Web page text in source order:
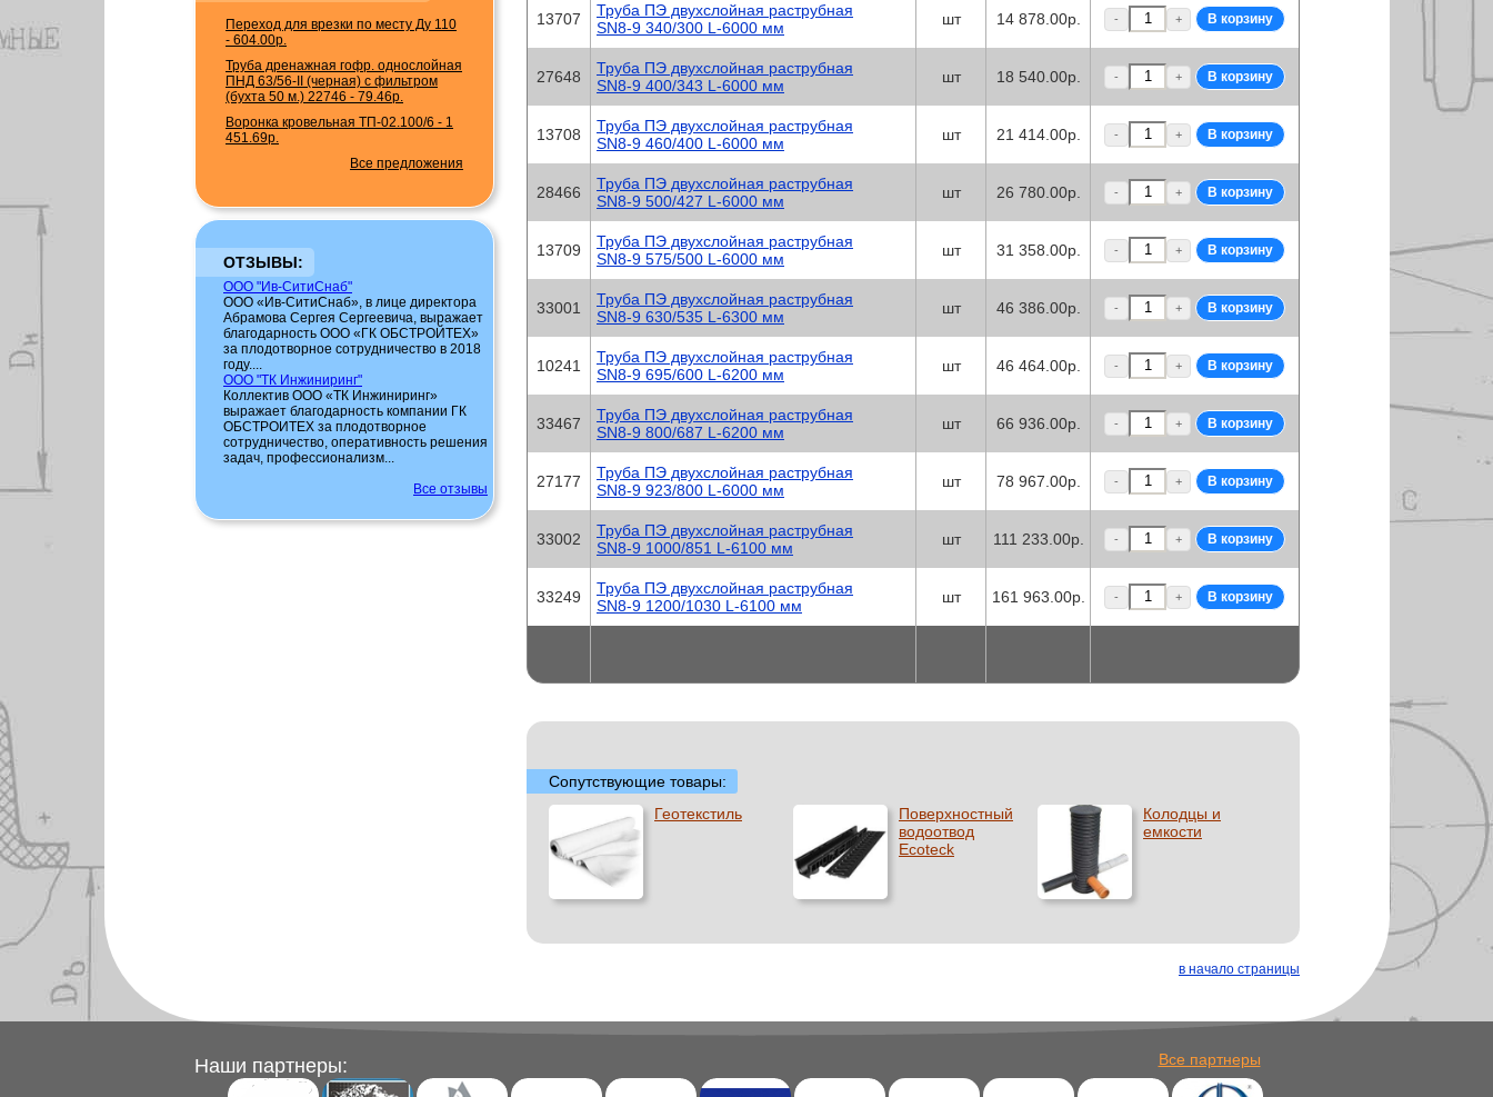
Переход для врезки по месту Ду 110
- 604.00р.
Труба дренажная гофр. однослойная
ПНД 63/56-II (черная) с фильтром
(бухта 50 м.) 22746 - 79.46р.
Воронка кровельная ТП-02.100/6 - 1
451.69р.
Все предложения
ОТЗЫВЫ:
ООО "Ив-СитиСнаб"
ООО «Ив-СитиСнаб», в лице директора
Абрамова Сергея Сергеевича, выражает
благодарность ООО «ГК ОБСТРОЙТЕХ»
за плодотворное сотрудничество в 2018
году....
ООО "ТК Инжиниринг"
Коллектив ООО «ТК Инжиниринг»
выражает благодарность компании ГК
ОБСТРОИТЕХ за плодотворное
сотрудничество, оперативность решения
задач, профессионализм...
Все отзывы
13707
Труба ПЭ двухслойная раструбная
SN8-9 340/300 L-6000 мм
шт 14 878.00р. - +
27648
Труба ПЭ двухслойная раструбная
SN8-9 400/343 L-6000 мм
шт 18 540.00р. - +
13708
Труба ПЭ двухслойная раструбная
SN8-9 460/400 L-6000 мм
шт 21 414.00р. - +
28466
Труба ПЭ двухслойная раструбная
SN8-9 500/427 L-6000 мм
шт 26 780.00р. - +
13709
Труба ПЭ двухслойная раструбная
SN8-9 575/500 L-6000 мм
шт 31 358.00р. - +
33001
Труба ПЭ двухслойная раструбная
SN8-9 630/535 L-6300 мм
шт 46 386.00р. - +
10241
Труба ПЭ двухслойная раструбная
SN8-9 695/600 L-6200 мм
шт 46 464.00р. - +
33467
Труба ПЭ двухслойная раструбная
SN8-9 800/687 L-6200 мм
шт 66 936.00р. - +
27177
Труба ПЭ двухслойная раструбная
SN8-9 923/800 L-6000 мм
шт 78 967.00р. - +
33002
Труба ПЭ двухслойная раструбная
SN8-9 1000/851 L-6100 мм
шт 111 233.00р. - +
33249
Труба ПЭ двухслойная раструбная
SN8-9 1200/1030 L-6100 мм
шт 161 963.00р. - +
Сопутствующие товары:
Геотекстиль
Поверхностный
водоотвод
Ecoteck
Колодцы и
емкости
в начало страницы
Наши партнеры: Все партнеры